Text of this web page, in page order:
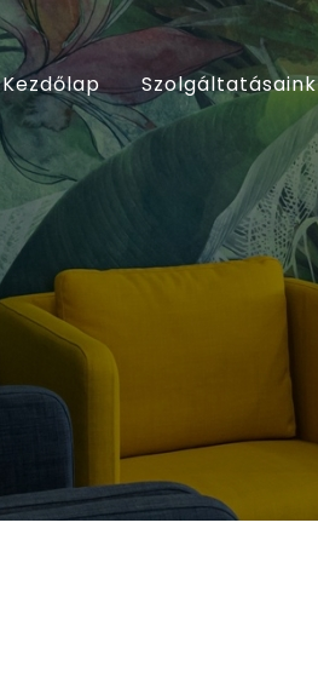
Kezdőlap Szolgáltatásaink